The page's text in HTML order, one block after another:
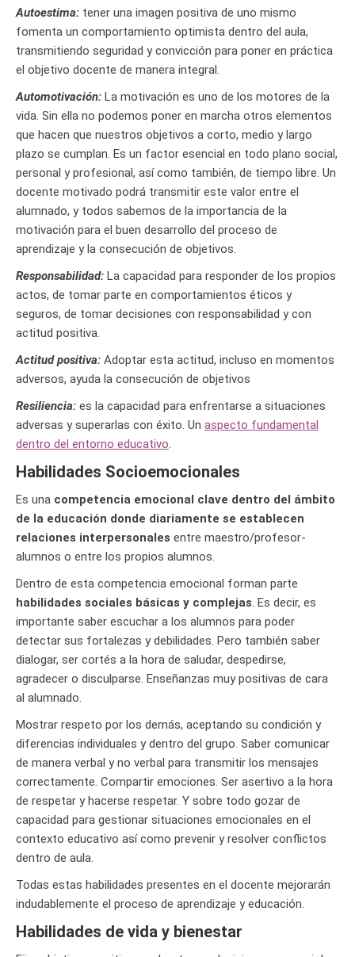
Autoestima: tener una imagen positiva de uno mismo
fomenta un comportamiento optimista dentro del aula,
transmitiendo seguridad y convicción para poner en práctica
el objetivo docente de manera integral.
Automotivación: La motivación es uno de los motores de la
vida. Sin ella no podemos poner en marcha otros elementos
que hacen que nuestros objetivos a corto, medio y largo
plazo se cumplan. Es un factor esencial en todo plano social,
personal y profesional, así como también, de tiempo libre. Un
docente motivado podrá transmitir este valor entre el
alumnado, y todos sabemos de la importancia de la
motivación para el buen desarrollo del proceso de
aprendizaje y la consecución de objetivos.
Responsabilidad: La capacidad para responder de los propios
actos, de tomar parte en comportamientos éticos y
seguros, de tomar decisiones con responsabilidad y con
actitud positiva.
Actitud positiva: Adoptar esta actitud, incluso en momentos
adversos, ayuda la consecución de objetivos
Resiliencia: es la capacidad para enfrentarse a situaciones
adversas y superarlas con éxito. Un aspecto fundamental
dentro del entorno educativo.
Habilidades Socioemocionales
Es una competencia emocional clave dentro del ámbito
de la educación donde diariamente se establecen
relaciones interpersonales entre maestro/profesor-
alumnos o entre los propios alumnos.
Dentro de esta competencia emocional forman parte
habilidades sociales básicas y complejas. Es decir, es
importante saber escuchar a los alumnos para poder
detectar sus fortalezas y debilidades. Pero también saber
dialogar, ser cortés a la hora de saludar, despedirse,
agradecer o disculparse. Enseñanzas muy positivas de cara
al alumnado.
Mostrar respeto por los demás, aceptando su condición y
diferencias individuales y dentro del grupo. Saber comunicar
de manera verbal y no verbal para transmitir los mensajes
correctamente. Compartir emociones. Ser asertivo a la hora
de respetar y hacerse respetar. Y sobre todo gozar de
capacidad para gestionar situaciones emocionales en el
contexto educativo así como prevenir y resolver conflictos
dentro de aula.
Todas estas habilidades presentes en el docente mejorarán
indudablemente el proceso de aprendizaje y educación.
Habilidades de vida y bienestar